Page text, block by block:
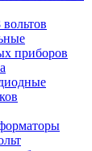
приборов